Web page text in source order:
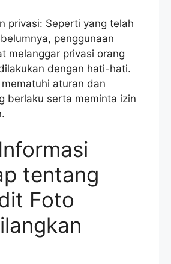
privasi: Seperti yang telah
penggunaan
melanggar privasi orang
dengan hati-hati.
aturan dan
berlaku serta meminta izin
tentang
Foto